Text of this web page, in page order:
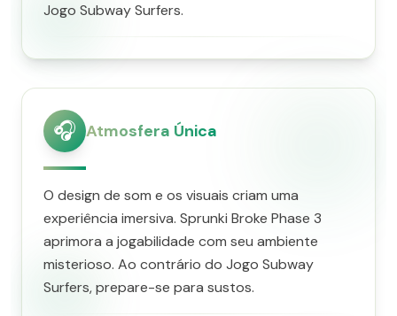
Jogo Subway Surfers.
🎧 Atmosfera Única
O design de som e os visuais criam uma
experiência imersiva. Sprunki Broke Phase 3
aprimora a jogabilidade com seu ambiente
misterioso. Ao contrário do Jogo Subway
Surfers, prepare-se para sustos.